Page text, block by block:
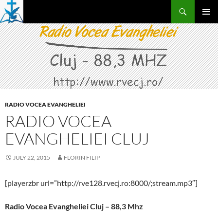
Skip
to
content
Search
MENU
RADIO VOCEA EVANGHELIEI
RADIO VOCEA
EVANGHELIEI CLUJ
JULY 22, 2015 FLORIN FILIP
[playerzbr url=”http://rve128.rvecj.ro:8000/;stream.mp3″]
Radio Vocea Evangheliei Cluj – 88,3 Mhz